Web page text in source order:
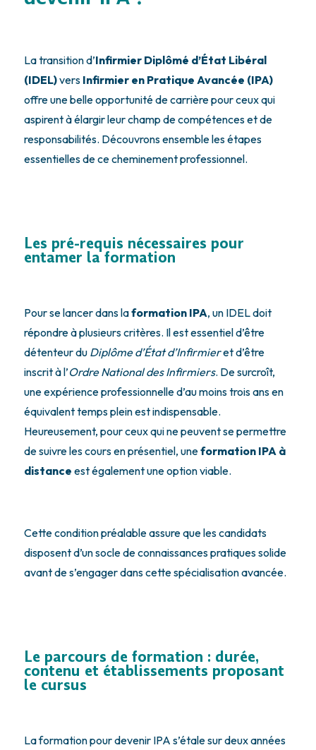
La transition d’Infirmier Diplômé d’État Libéral
(IDEL)vers Infirmier en Pratique Avancée (IPA)
offre une belle opportunité de carrière pour ceux qui
aspirent à élargir leur champ de compétences et de
responsabilités. Découvrons ensemble les étapes
essentielles de ce cheminement professionnel.
Les pré-requis nécessaires pour
entamer la formation
Pour se lancer dans laformation IPA, un IDEL doit
répondre à plusieurs critères. Il est essentiel d’être
détenteur du Diplôme d’État d’Infirmieret d’être
inscrit à l’Ordre National des Infirmiers. De surcroît,
une expérience professionnelle d’au moins trois ans en
équivalent temps plein est indispensable.
Heureusement, pour ceux qui ne peuvent se permettre
de suivre les cours en présentiel, uneformation IPA à
distance est également une option viable.
Cette condition préalable assure que les candidats
disposent d’un socle de connaissances pratiques solide
avant de s’engager dans cette spécialisation avancée.
Le parcours de formation : durée,
contenu et établissements proposant
le cursus
La formation pour devenir IPA s’étale sur deux années